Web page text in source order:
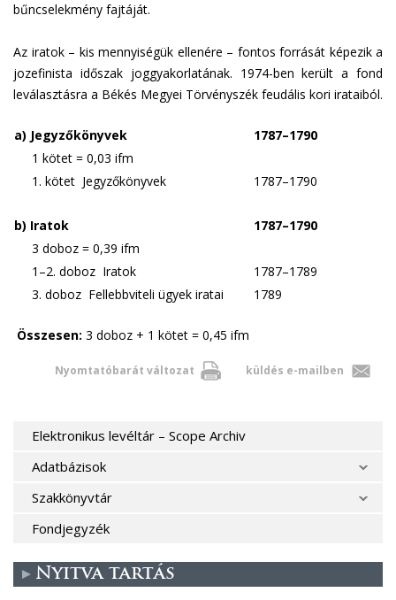
bűncselekmény fajtáját.
Az iratok – kis mennyiségük ellenére – fontos forrását képezik a
jozefinista időszak joggyakorlatának. 1974-ben került a fond
leválasztásra a Békés Megyei Törvényszék feudális kori irataiból.
a) Jegyzőkönyvek
1787–1790
1 kötet = 0,03 ifm
1. kötet Jegyzőkönyvek
1787–1790
b) Iratok
1787–1790
3 doboz = 0,39 ifm
1–2. doboz Iratok
1787–1789
3. doboz Fellebbviteli ügyek iratai
1789
Összesen: 3 doboz + 1 kötet = 0,45 ifm
Nyomtatóbarát változat küldés e-mailben
Elektronikus levéltár – Scope Archiv
Adatbázisok
Szakkönyvtár
Fondjegyzék
Nyitva tartás